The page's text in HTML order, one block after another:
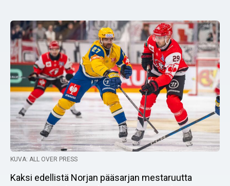
KUVA: ALL OVER PRESS
Kaksi edellistä Norjan pääsarjan mestaruutta